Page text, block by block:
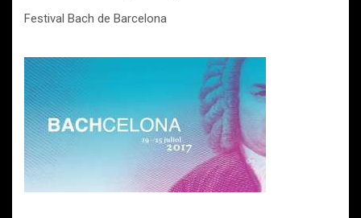
Festival Bach de Barcelona